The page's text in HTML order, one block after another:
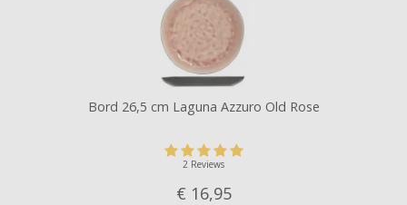
Bord 26,5 cm Laguna Azzuro Old Rose
2 Reviews
€ 16,95